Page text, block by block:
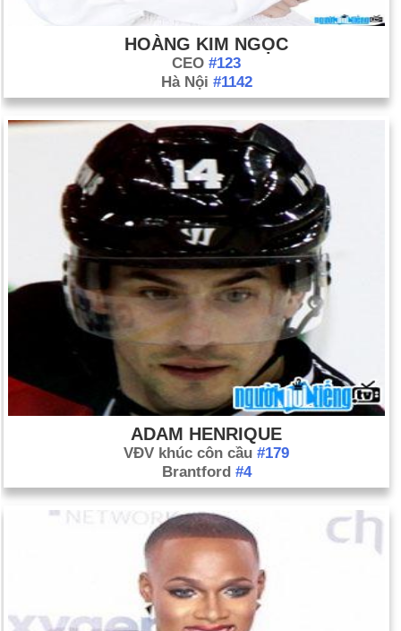
HOÀNG KIM NGỌC
CEO #123
Hà Nội #1142
ADAM HENRIQUE
VĐV khúc côn cầu #179
Brantford #4